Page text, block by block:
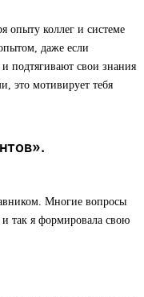
опыту коллег и системе
даже если
подтягивают свои знания
это мотивирует тебя
Многие вопросы
так я формировала свою